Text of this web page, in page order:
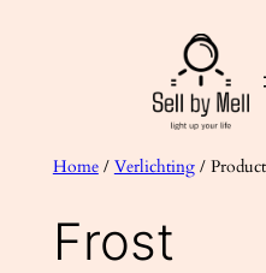
Home/ Verlichting/
Frost